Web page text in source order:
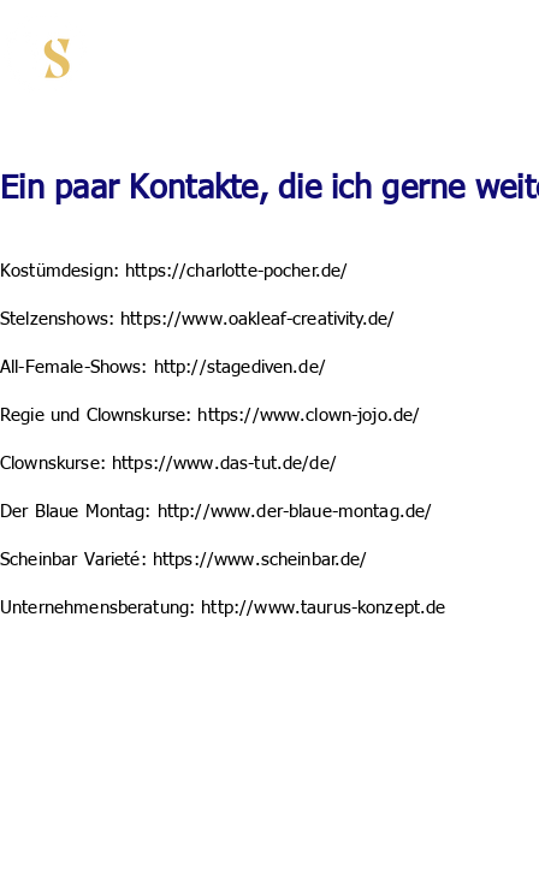
Ein paar Kontakte, die ich gerne
Kostümdesign: https://charlotte-pocher.de/
Stelzenshows: https://www.oakleaf-creativity.de/
All-Female-Shows: http://stagediven.de/
Regie und Clownskurse: https://www.clown-jojo.de/
Clownskurse: https://www.das-tut.de/de/
Der Blaue Montag: http://www.der-blaue-montag.de/
Scheinbar Varieté: https://www.scheinbar.de/
Unternehmensberatung: http://www.taurus-konzept.de